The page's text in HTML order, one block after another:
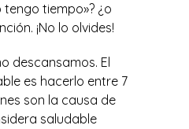
tengo tiempo»? ¿o
¡No lo olvides!
descansamos. El
es hacerlo entre 7
son la causa de
saludable